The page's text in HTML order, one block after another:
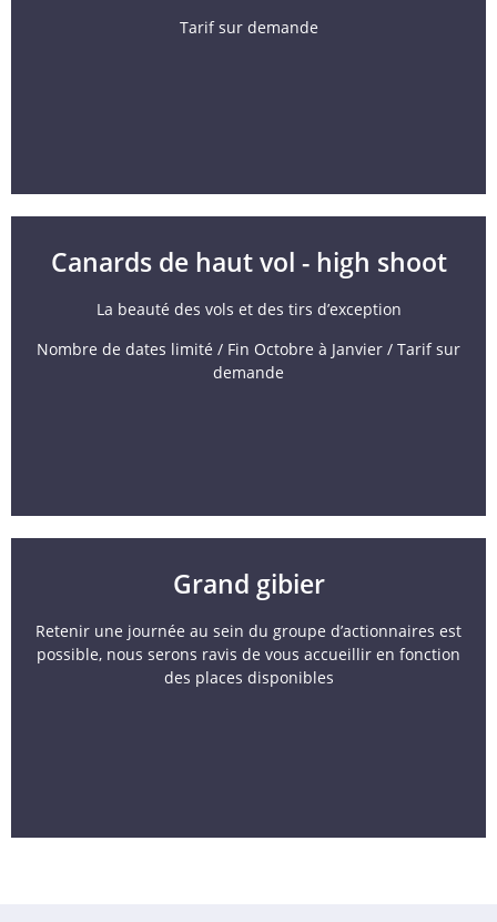
Tarif sur demande
Canards de haut vol - high shoot
La beauté des vols et des tirs d’exception
Nombre de dates limité / Fin Octobre à Janvier / Tarif sur
demande
Grand gibier
Retenir une journée au sein du groupe d’actionnaires est
possible, nous serons ravis de vous accueillir en fonction
des places disponibles